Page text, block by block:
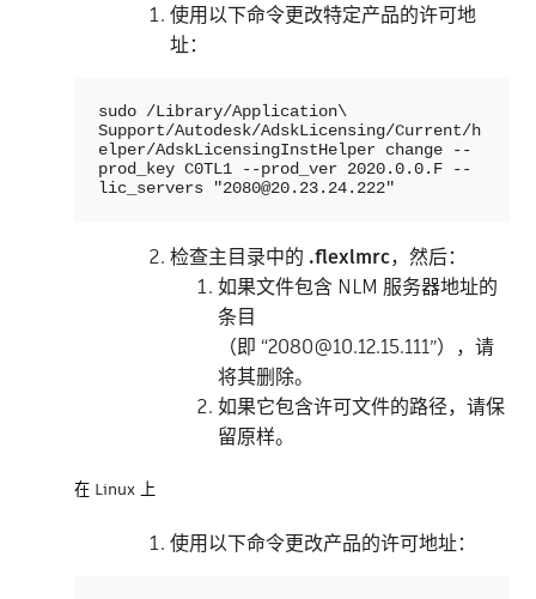
使用以下命令更改特定产品的许可地
址：
sudo /Library/Application\
Support/Autodesk/AdskLicensing/Current/h
elper/AdskLicensingInstHelper change --
prod_key C0TL1 --prod_ver 2020.0.0.F --
lic_servers "2080@20.23.24.222"
检查主目录中的 .flexlmrc，然后：
如果文件包含 NLM 服务器地址的
条目
（即 “2080@10.12.15.111”），请
将其删除。
如果它包含许可文件的路径，请保
留原样。
在 Linux 上
使用以下命令更改产品的许可地址：